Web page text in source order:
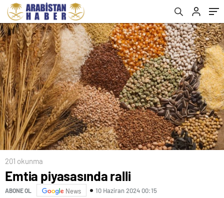
201 okunma
Emtia piyasasında ralli
ABONE OL News 10 Haziran 2024 00:15